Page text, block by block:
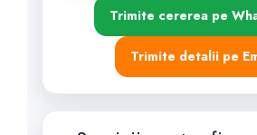
Trimite cererea pe
Trimite detalii pe